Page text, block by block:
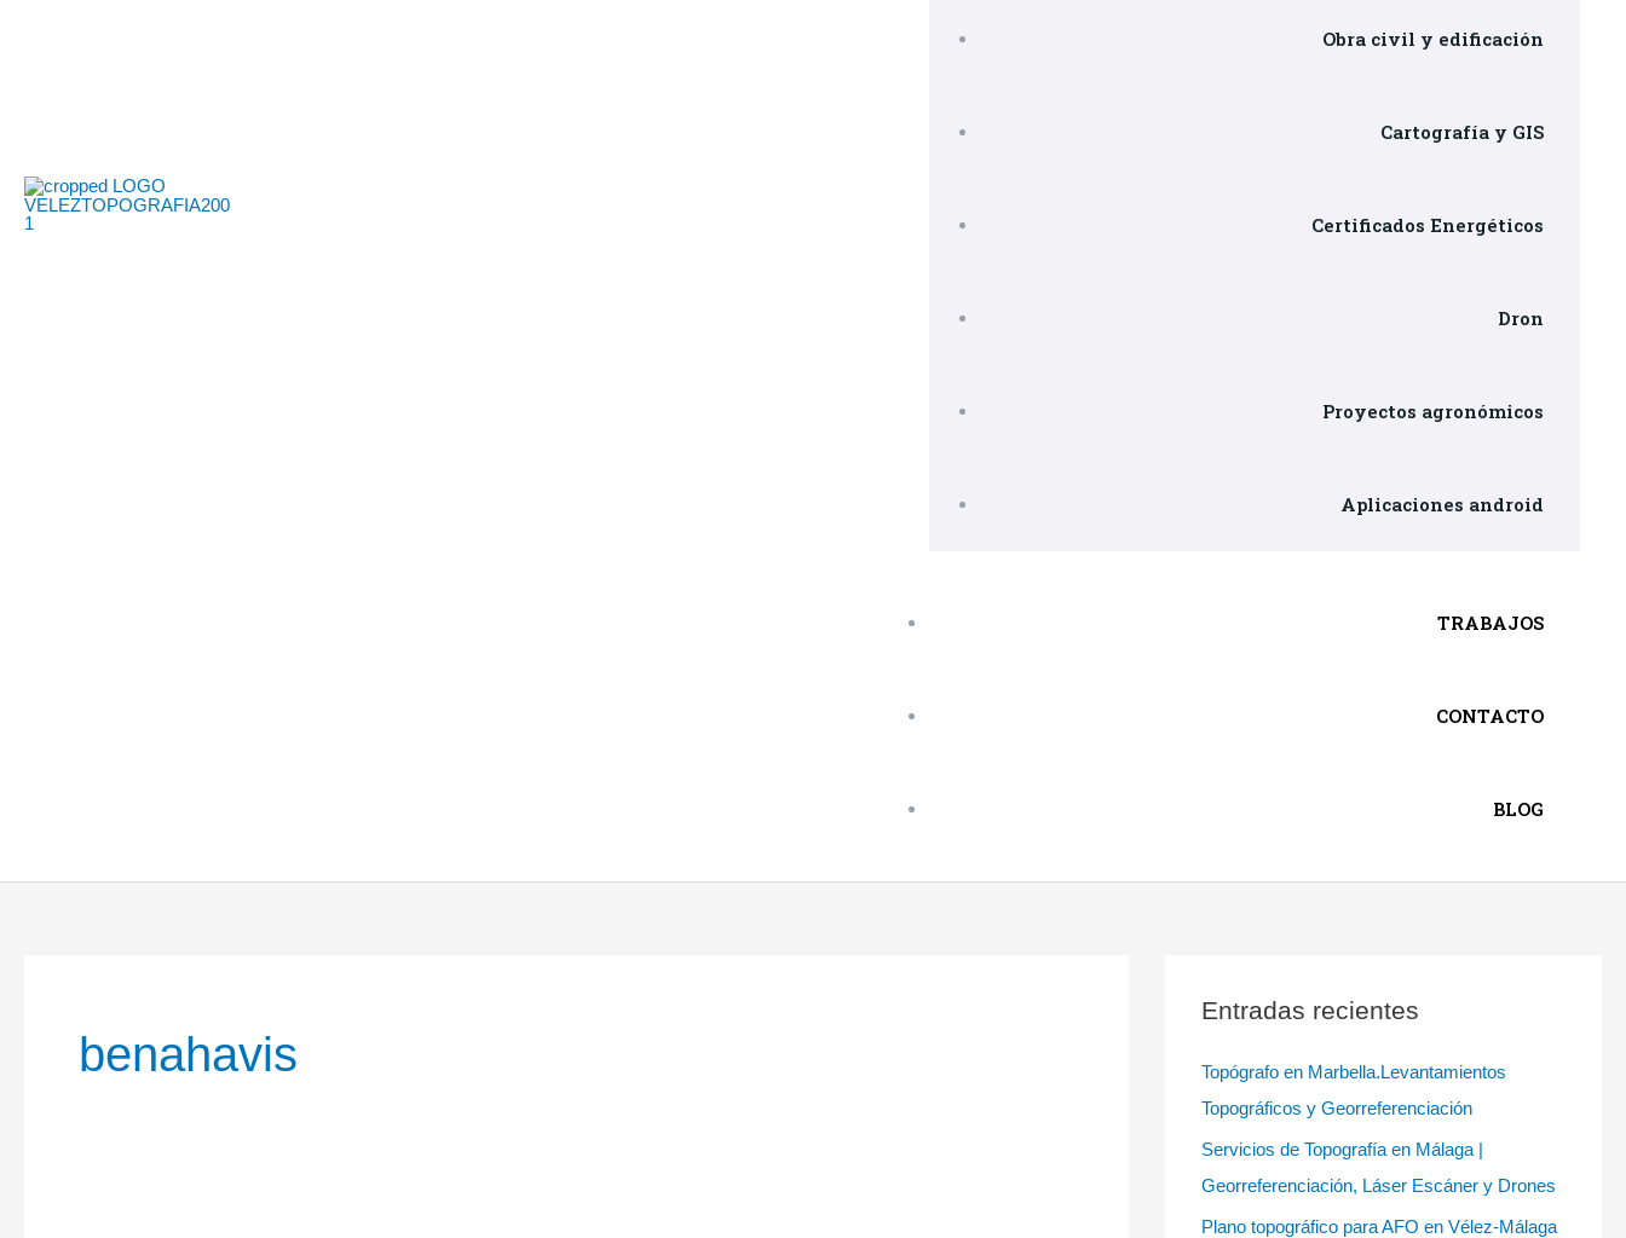
Obra civil y edificación
Cartografía y GIS
Certificados Energéticos
Dron
Proyectos agronómicos
Aplicaciones android
TRABAJOS
CONTACTO
BLOG
benahavis
Entradas recientes
Topógrafo en Marbella.Levantamientos
Topográficos y Georreferenciación
Servicios de Topografía en Málaga |
Georreferenciación, Láser Escáner y Drones
Plano topográfico para AFO en Vélez-Málaga